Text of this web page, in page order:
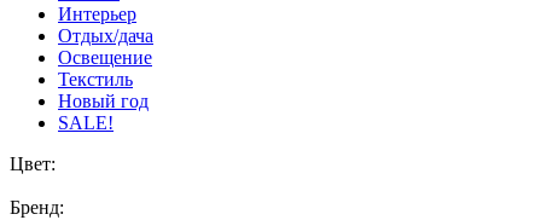
Интерьер
Отдых/дача
Освещение
Текстиль
Новый год
SALE!
Цвет:
Бренд: